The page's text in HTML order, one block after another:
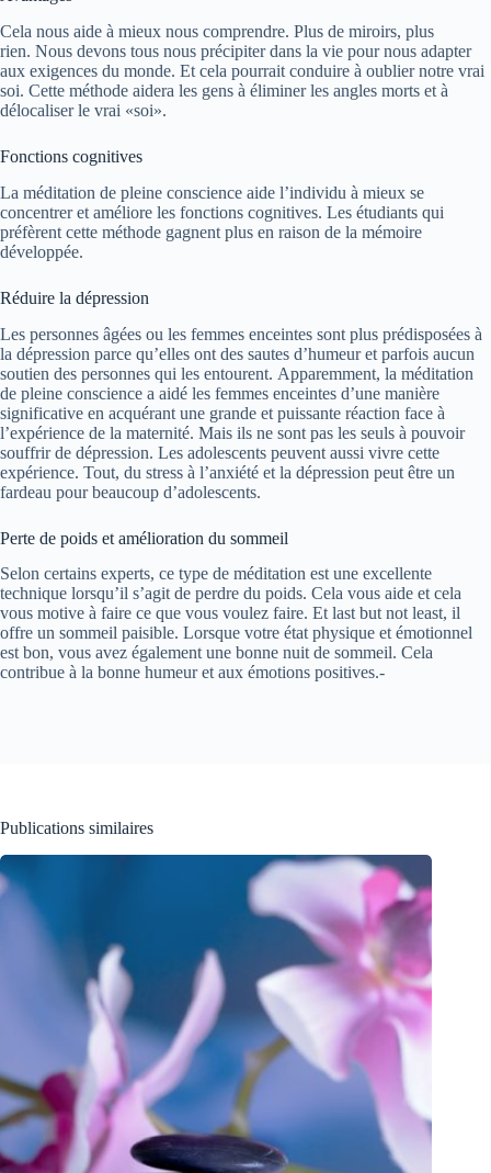
Cela nous aide à mieux nous comprendre. Plus de miroirs, plus
rien. Nous devons tous nous précipiter dans la vie pour nous adapter
aux exigences du monde. Et cela pourrait conduire à oublier notre vrai
soi. Cette méthode aidera les gens à éliminer les angles morts et à
délocaliser le vrai «soi».
Fonctions cognitives
La méditation de pleine conscience aide l’individu à mieux se
concentrer et améliore les fonctions cognitives. Les étudiants qui
préfèrent cette méthode gagnent plus en raison de la mémoire
développée.
Réduire la dépression
Les personnes âgées ou les femmes enceintes sont plus prédisposées à
la dépression parce qu’elles ont des sautes d’humeur et parfois aucun
soutien des personnes qui les entourent. Apparemment, la méditation
de pleine conscience a aidé les femmes enceintes d’une manière
significative en acquérant une grande et puissante réaction face à
l’expérience de la maternité. Mais ils ne sont pas les seuls à pouvoir
souffrir de dépression. Les adolescents peuvent aussi vivre cette
expérience. Tout, du stress à l’anxiété et la dépression peut être un
fardeau pour beaucoup d’adolescents.
Perte de poids et amélioration du sommeil
Selon certains experts, ce type de méditation est une excellente
technique lorsqu’il s’agit de perdre du poids. Cela vous aide et cela
vous motive à faire ce que vous voulez faire. Et last but not least, il
offre un sommeil paisible. Lorsque votre état physique et émotionnel
est bon, vous avez également une bonne nuit de sommeil. Cela
contribue à la bonne humeur et aux émotions positives.-
Publications similaires